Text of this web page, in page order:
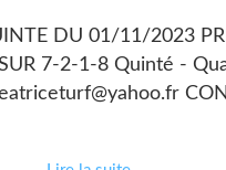
DU 01/11/2023
7-2-1-8 Quinté -